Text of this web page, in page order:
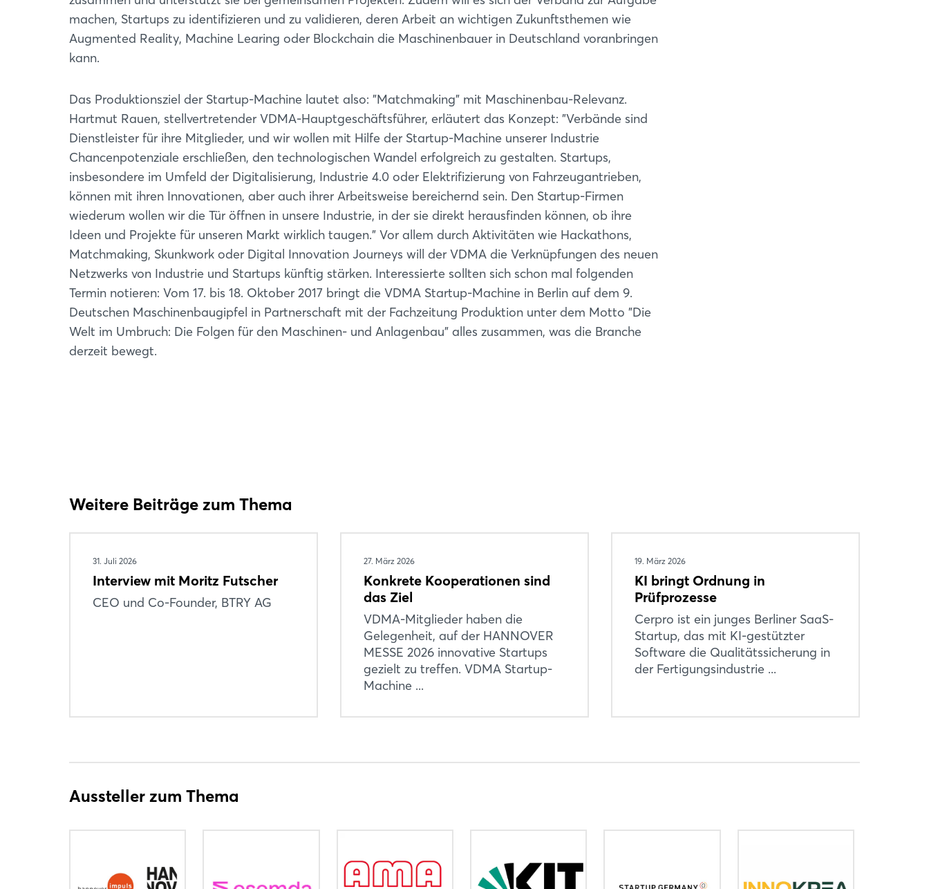
machen, Startups zu identifizieren und zu validieren, deren Arbeit an wichtigen Zukunftsthemen wie
Augmented Reality, Machine Learing oder Blockchain die Maschinenbauer in Deutschland voranbringen
kann.
Das Produktionsziel der Startup-Machine lautet also: "Matchmaking" mit Maschinenbau-Relevanz.
Hartmut Rauen, stellvertretender VDMA-Hauptgeschäftsführer, erläutert das Konzept: "Verbände sind
Dienstleister für ihre Mitglieder, und wir wollen mit Hilfe der Startup-Machine unserer Industrie
Chancenpotenziale erschließen, den technologischen Wandel erfolgreich zu gestalten. Startups,
insbesondere im Umfeld der Digitalisierung, Industrie 4.0 oder Elektrifizierung von Fahrzeugantrieben,
können mit ihren Innovationen, aber auch ihrer Arbeitsweise bereichernd sein. Den Startup-Firmen
wiederum wollen wir die Tür öffnen in unsere Industrie, in der sie direkt herausfinden können, ob ihre
Ideen und Projekte für unseren Markt wirklich taugen." Vor allem durch Aktivitäten wie Hackathons,
Matchmaking, Skunkwork oder Digital Innovation Journeys will der VDMA die Verknüpfungen des neuen
Netzwerks von Industrie und Startups künftig stärken. Interessierte sollten sich schon mal folgenden
Termin notieren: Vom 17. bis 18. Oktober 2017 bringt die VDMA Startup-Machine in Berlin auf dem 9.
Deutschen Maschinenbaugipfel in Partnerschaft mit der Fachzeitung Produktion unter dem Motto "Die
Welt im Umbruch: Die Folgen für den Maschinen- und Anlagenbau" alles zusammen, was die Branche
derzeit bewegt.
Weitere Beiträge zum Thema
31. Juli 2026
Interview mit Moritz Futscher
CEO und Co-Founder, BTRY AG
27. März 2026
Konkrete Kooperationen sind
das Ziel
VDMA-Mitglieder haben die
Gelegenheit, auf der HANNOVER
MESSE 2026 innovative Startups
gezielt zu treffen. VDMA Startup-
Machine ...
19. März 2026
KI bringt Ordnung in
Prüfprozesse
Cerpro ist ein junges Berliner SaaS-
Startup, das mit KI-gestützter
Software die Qualitätssicherung in
der Fertigungsindustrie ...
Aussteller zum Thema
Noch nicht angemeldet?
Jetzt registrieren